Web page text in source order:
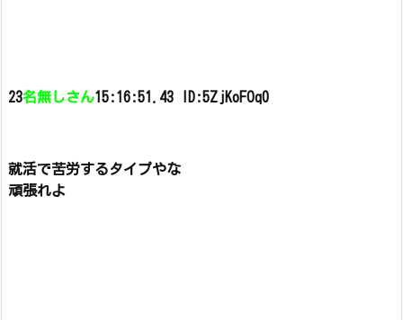
23名無しさん15:16:51.43 ID:5ZjKoFOq0
就活で苦労するタイプやな
頑張れよ